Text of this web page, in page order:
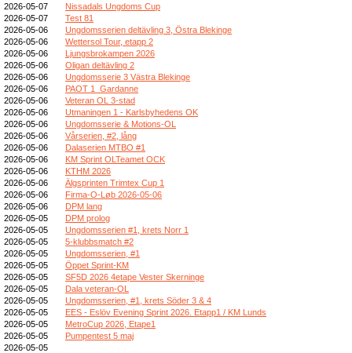
2026-05-07
Nissadals Ungdoms Cup
2026-05-07
Test 81
2026-05-06
Ungdomsserien deltävling 3, Östra Blekinge
2026-05-06
Wettersol Tour, etapp 2
2026-05-06
Ljungsbrokampen 2026
2026-05-06
Oligan deltävling 2
2026-05-06
Ungdomsserie 3 Västra Blekinge
2026-05-06
PAOT 1_Gardanne
2026-05-06
Veteran OL 3-stad
2026-05-06
Utmaningen 1 - Karlsbyhedens OK
2026-05-06
Ungdomsserie & Motions-OL
2026-05-06
Vårserien, #2, lång
2026-05-06
Dalaserien MTBO #1
2026-05-06
KM Sprint OLTeamet OCK
2026-05-06
KTHM 2026
2026-05-06
Älgsprinten Trimtex Cup 1
2026-05-06
Firma-O-Løb 2026-05-06
2026-05-06
DPM lang
2026-05-05
DPM prolog
2026-05-05
Ungdomsserien #1, krets Norr 1
2026-05-05
5-klubbsmatch #2
2026-05-05
Ungdomsserien, #1
2026-05-05
Öppet Sprint-KM
2026-05-05
SF5D 2026 4etape Vester Skerninge
2026-05-05
Dala veteran-OL
2026-05-05
Ungdomsserien, #1, krets Söder 3 & 4
2026-05-05
EES - Eslöv Evening Sprint 2026. Etapp1 / KM Lunds
2026-05-05
MetroCup 2026, Etape1
2026-05-05
Pumpentest 5 maj
2026-05-05